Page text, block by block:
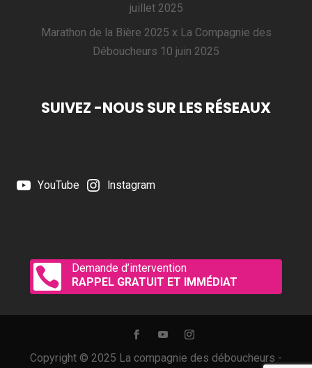
juillet 2025
Marathon de la Bière 2025 x La Compagnie des
Déboucheurs 10 juin 2025
SUIVEZ -NOUS SUR LES RÉSEAUX
YouTube Instagram

Demande d’intervention
RAPPEL GRATUIT ET IMMÉDIAT
Copyright © 2025 La compagnie des déboucheurs -